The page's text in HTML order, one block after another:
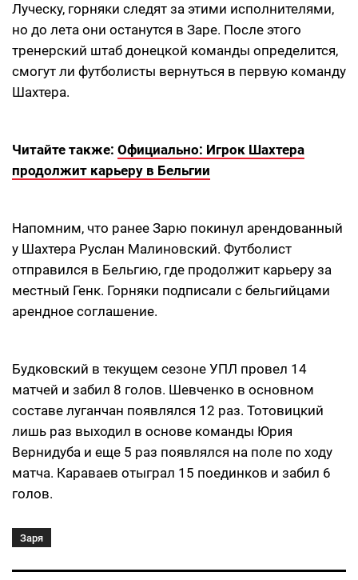
Луческу, горняки следят за этими исполнителями,
но до лета они останутся в Заре. После этого
тренерский штаб донецкой команды определится,
смогут ли футболисты вернуться в первую команду
Шахтера.
Читайте также: Официально: Игрок Шахтера
продолжит карьеру в Бельгии
Напомним, что ранее Зарю покинул арендованный
у Шахтера Руслан Малиновский. Футболист
отправился в Бельгию, где продолжит карьеру за
местный Генк. Горняки подписали с бельгийцами
арендное соглашение.
Будковский в текущем сезоне УПЛ провел 14
матчей и забил 8 голов. Шевченко в основном
составе луганчан появлялся 12 раз. Тотовицкий
лишь раз выходил в основе команды Юрия
Вернидуба и еще 5 раз появлялся на поле по ходу
матча. Караваев отыграл 15 поединков и забил 6
голов.
Заря